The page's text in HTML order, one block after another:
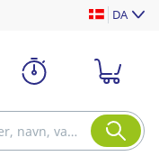
DA